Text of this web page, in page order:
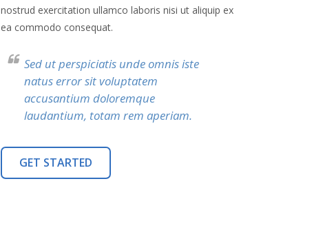
nostrud exercitation ullamco laboris nisi ut aliquip ex
ea commodo consequat.
Sed ut perspiciatis unde omnis iste
natus error sit voluptatem
accusantium doloremque
laudantium, totam rem aperiam.
GET STARTED